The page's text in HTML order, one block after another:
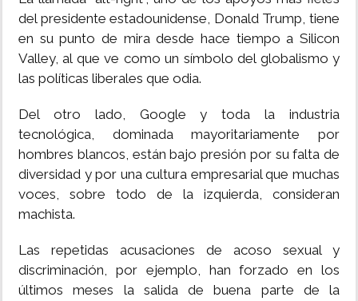
del presidente estadounidense, Donald Trump, tiene
en su punto de mira desde hace tiempo a Silicon
Valley, al que ve como un símbolo del globalismo y
las políticas liberales que odia.
Del otro lado, Google y toda la industria
tecnológica, dominada mayoritariamente por
hombres blancos, están bajo presión por su falta de
diversidad y por una cultura empresarial que muchas
voces, sobre todo de la izquierda, consideran
machista.
Las repetidas acusaciones de acoso sexual y
discriminación, por ejemplo, han forzado en los
últimos meses la salida de buena parte de la